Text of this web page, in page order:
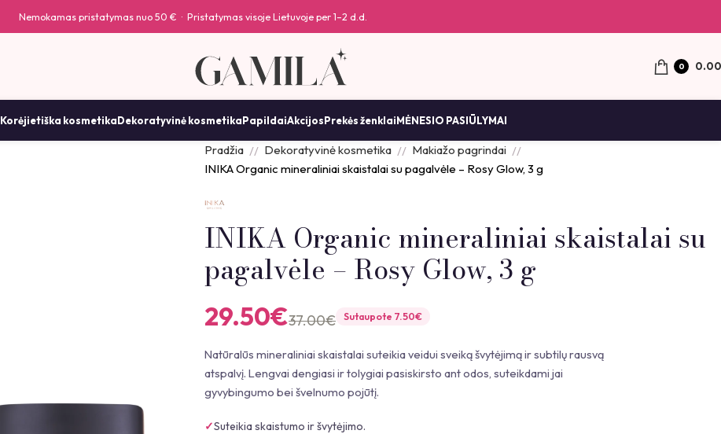
Nemokamas pristatymas nuo 50 € · Pristatymas visoje Lietuvoje per 1–2 d.d.
0 0.00
Korėjietiška kosmetikaDekoratyvinė kosmetikaPapildaiAkcijosPrekės ženklaiMĖNESIO PASIŪLYMAI
Pradžia Dekoratyvinė kosmetika
Makiažo pagrindai
INIKA Organic mineraliniai skaistalai su pagalvėle – Rosy Glow, 3 g
INIKA Organic mineraliniai skaistalai su
pagalvėle – Rosy Glow, 3 g
37.00€
29.50€ Sutaupote 7.50€
Natūralūs mineraliniai skaistalai suteikia veidui sveiką švytėjimą ir subtilų rausvą
atspalvį. Lengvai dengiasi ir tolygiai pasiskirsto ant odos, suteikdami jai
gyvybingumo bei švelnumo pojūtį.
Suteikia skaistumo ir švytėjimo.